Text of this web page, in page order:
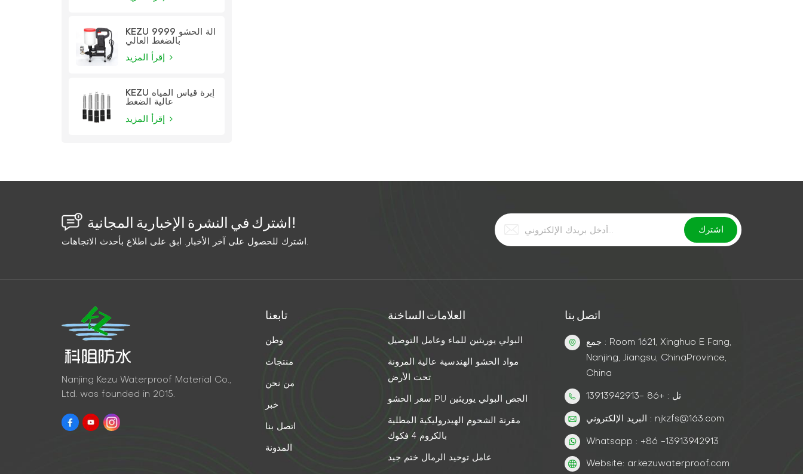
KEZU 9999 آلة الحشو
بالضغط العالي
KEZU إبرة قياس المياه
عالية الضغط
اشترك في النشرة الإخبارية المجانية!
اشترك للحصول على آخر الأخبار. ابق على اطلاع بأحدث الاتجاهات.
Nanjing Kezu Waterproof Material Co.,
Ltd. was founded in 2015.
تابعنا
وطن
منتجات
من نحن
خبر
اتصل بنا
المدونة
العلامات الساخنة
البولي يوريثين للماء وعامل التوصيل
مواد الحشو الهندسية عالية المرونة
تحت الأرض
سعر الحشو PU الجص البولي يوريثين
مقرنة الشحوم الهيدروليكية المطلية
بالكروم 4 فكوك
عامل توحيد الرمال ختم جيد
اتصل بنا
جمع : Room 1621, Xinghuo E Fang,
Nanjing, Jiangsu, ChinaProvince,
China
تل : +86 -13913942913
البريد الإلكتروني : njkzfs@163.com
Whatsapp : +86 -13913942913
Website: ar.kezuwaterproof.com